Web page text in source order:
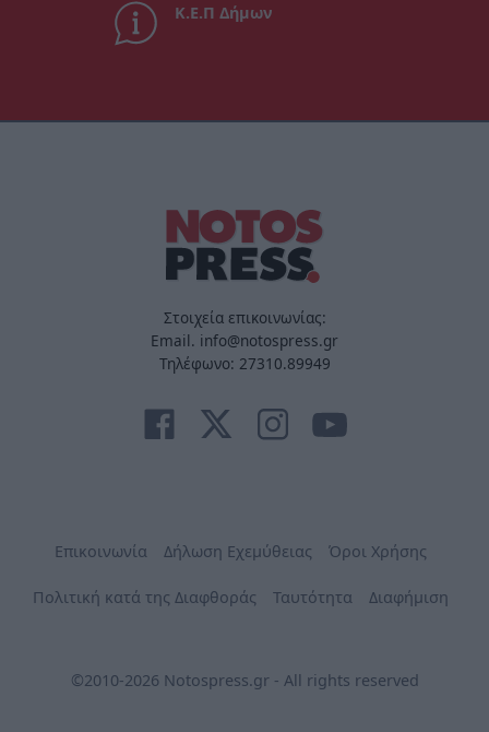
Κ.Ε.Π Δήμων
Στοιχεία επικοινωνίας:
Email. info@notospress.gr
Τηλέφωνο: 27310.89949
Επικοινωνία Δήλωση Εχεμύθειας Όροι Χρήσης
Πολιτική κατά της Διαφθοράς Ταυτότητα Διαφήμιση
©2010-2026 Notospress.gr - All rights reserved